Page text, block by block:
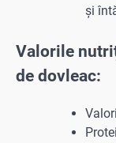
și
Valorile
de dovleac: